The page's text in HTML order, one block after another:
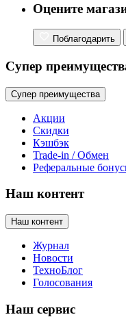
Оцените
Поблагодарить
Супер
Супер преимущества
Акции
Скидки
Кэшбэк
Trade-in / Обмен
Реферальные
Наш контент
Наш контент
Журнал
Новости
ТехноБлог
Голосования
Наш сервис